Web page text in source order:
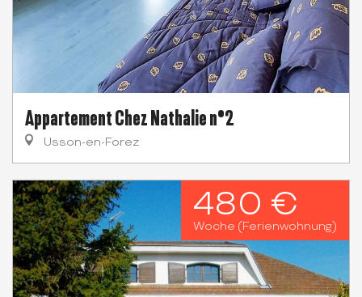
Appartement Chez Nathalie n°2
Usson-en-Forez
480 €
Woche (Ferienwohnung)